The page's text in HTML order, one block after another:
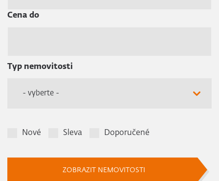
Cena do
Typ nemovitosti
- vyberte -
Nové Sleva Doporučené
ZOBRAZIT NEMOVITOSTI